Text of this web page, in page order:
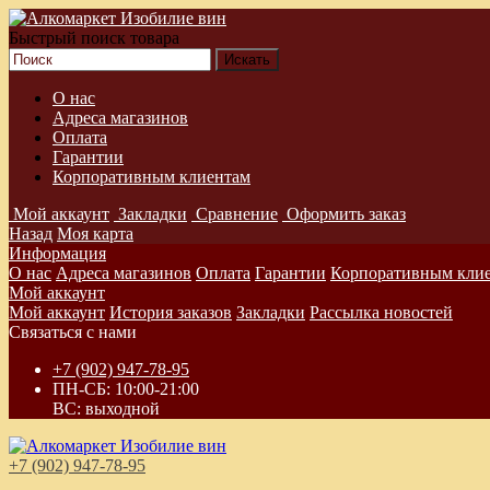
Быстрый поиск товара
О нас
Адреса магазинов
Оплата
Гарантии
Корпоративным клиентам
Мой аккаунт Закладки Сравнение Оформить заказ
Назад Моя карта
Информация
О нас Адреса магазинов Оплата Гарантии Корпоративным
Мой аккаунт
Мой аккаунт История заказов Закладки Рассылка новостей
Связаться с нами
+7 (902) 947-78-95
ПН-СБ: 10:00-21:00
ВС: выходной
+7 (902) 947-78-95